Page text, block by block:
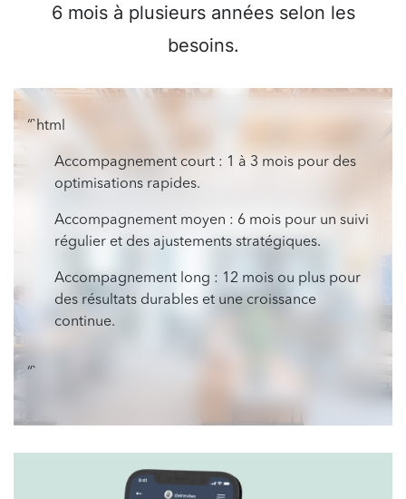
6 mois à plusieurs années selon les
besoins.
“`html
Accompagnement court : 1 à 3 mois pour des
optimisations rapides.
Accompagnement moyen : 6 mois pour un suivi
régulier et des ajustements stratégiques.
Accompagnement long : 12 mois ou plus pour
des résultats durables et une croissance
continue.
“`